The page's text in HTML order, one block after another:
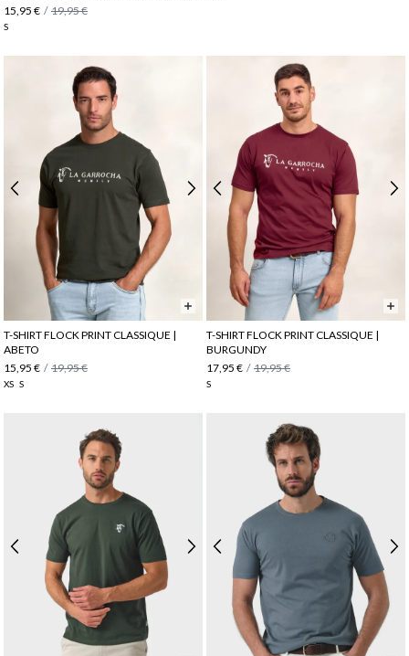
15,95 € / 19,95 €
S
T-SHIRT FLOCK PRINT CLASSIQUE |
ABETO
15,95 € / 19,95 €
XS S
T-SHIRT FLOCK PRINT CLASSIQUE |
BURGUNDY
17,95 € / 19,95 €
S